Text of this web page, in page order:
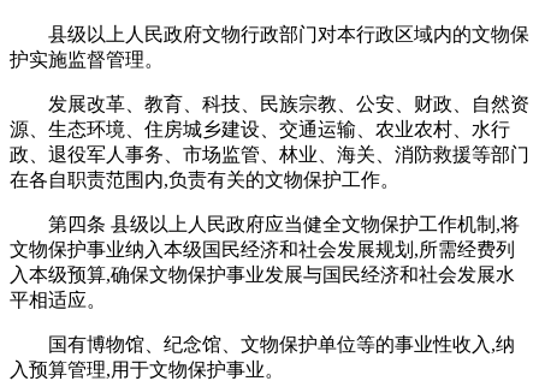
县级以上人民政府文物行政部门对本行政区域内的文物保
护实施监督管理。
发展改革、教育、科技、民族宗教、公安、财政、自然资
源、生态环境、住房城乡建设、交通运输、农业农村、水行
政、退役军人事务、市场监管、林业、海关、消防救援等部门
在各自职责范围内,负责有关的文物保护工作。
第四条 县级以上人民政府应当健全文物保护工作机制,将
文物保护事业纳入本级国民经济和社会发展规划,所需经费列
入本级预算,确保文物保护事业发展与国民经济和社会发展水
平相适应。
国有博物馆、纪念馆、文物保护单位等的事业性收入,纳
入预算管理,用于文物保护事业。